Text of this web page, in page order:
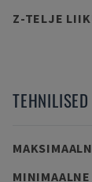
Z-TELJE